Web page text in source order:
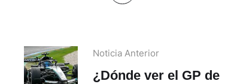
Noticia Anterior
¿Dónde ver el GP de